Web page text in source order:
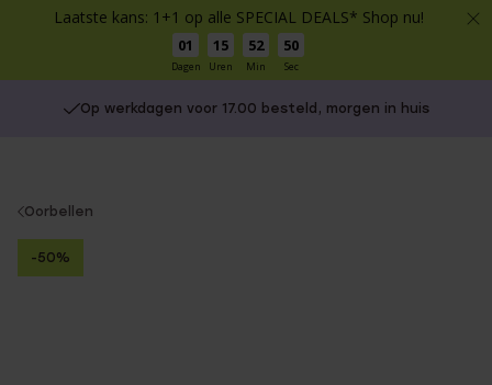
Laatste kans: 1+1 op alle SPECIAL DEALS* Shop nu!
01
Dagen
15
Uren
52
Min
50
Sec
Op werkdagen voor 17.00 besteld, morgen in huis
You
are
here:
Oorbellen
-50%